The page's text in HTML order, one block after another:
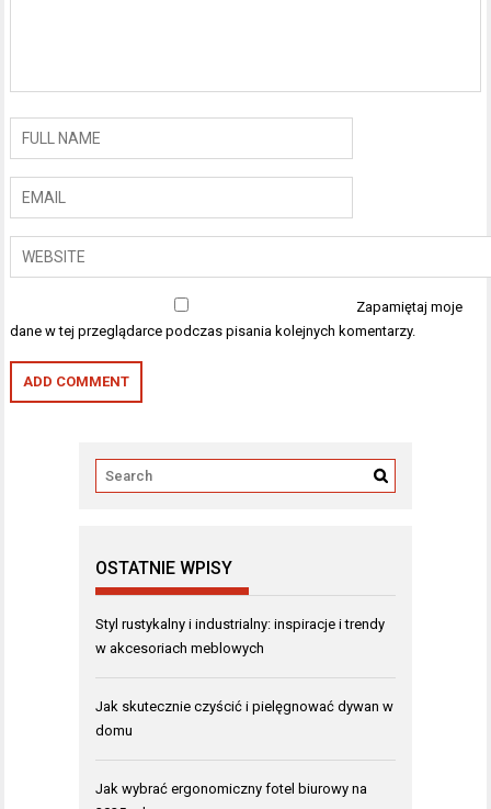
Zapamiętaj moje
dane w tej przeglądarce podczas pisania kolejnych komentarzy.
OSTATNIE WPISY
Styl rustykalny i industrialny: inspiracje i trendy
w akcesoriach meblowych
Jak skutecznie czyścić i pielęgnować dywan w
domu
Jak wybrać ergonomiczny fotel biurowy na